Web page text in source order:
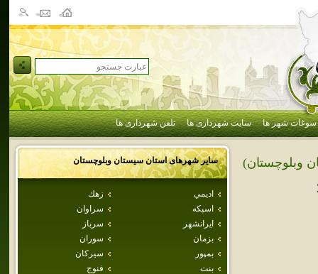
سوغات شهر ها سایت شهرداری ها تلفن شهرداری ها
سایر شهرهای استانسيستان وبلوچستان
اديمي
زهك
اسپكه
سراوان
ايرانشهر
سرباز
بزمان
سوران
بمپور
سيركان
بنت
فنوج
وبلوچستان)